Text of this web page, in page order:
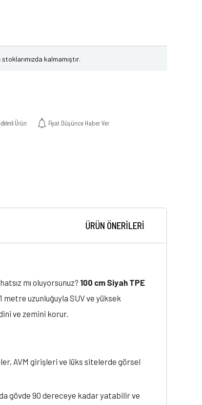
stoklarımızda kalmamıştır.
Ürün Fiyat Düşünce Haber Ver
ÜRÜN ÖNERILERI
mı oluyorsunuz? 100 cm Siyah TPE
uzunluğuyla SUV ve yüksek
ve zemini korur.
AVM girişleri ve lüks sitelerde görsel
gövde 90 dereceye kadar yatabilir ve